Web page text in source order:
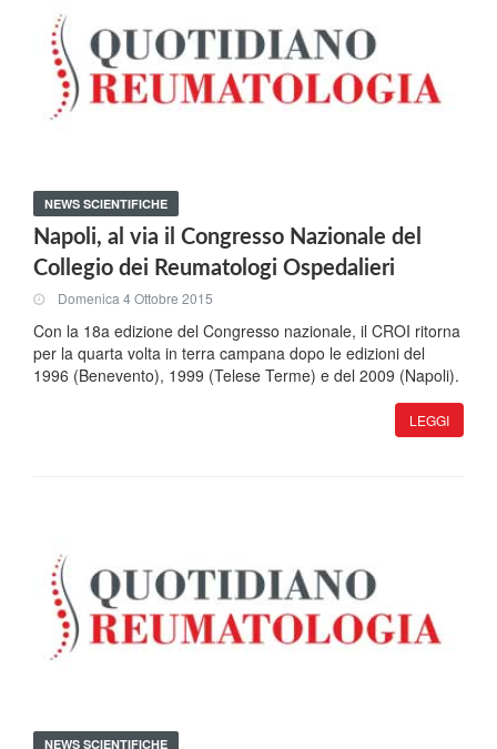
NEWS SCIENTIFICHE
Napoli, al via il Congresso Nazionale del
Collegio dei Reumatologi Ospedalieri
Domenica 4 Ottobre 2015
Con la 18a edizione del Congresso nazionale, il CROI ritorna
per la quarta volta in terra campana dopo le edizioni del
1996 (Benevento), 1999 (Telese Terme) e del 2009 (Napoli).
LEGGI
NEWS SCIENTIFICHE